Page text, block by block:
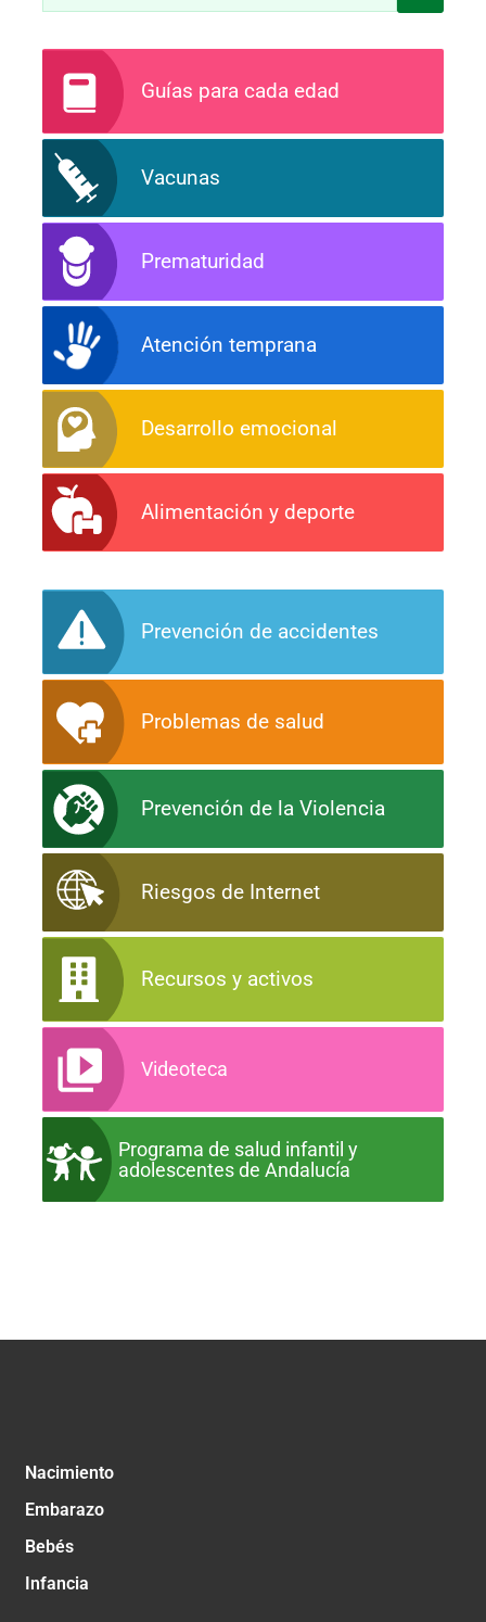
Guías para cada edad
Vacunas
Prematuridad
Atención temprana
Desarrollo emocional
Alimentación y deporte
Prevención de accidentes
Problemas de salud
Prevención de la Violencia
Riesgos de Internet
Recursos y activos
Videoteca
Programa de salud infantil y
adolescentes de Andalucía
Nacimiento
Embarazo
Bebés
Infancia